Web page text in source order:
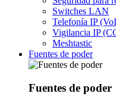
Switches LAN
Telefonía IP
Vigilancia IP
Meshtastic
Fuentes de poder
Fuentes de poder